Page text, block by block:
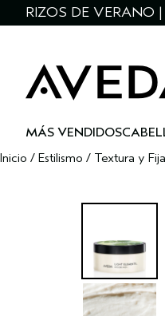
RIZOS DE VERANO
MÁS VENDIDOS
Inicio / Estilismo / Textura y